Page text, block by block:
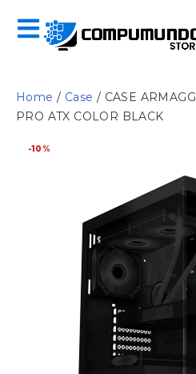
Home / Case / CASE
PRO ATX COLOR BLACK
-10%